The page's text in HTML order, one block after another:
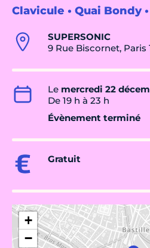
Clavicule • Quai Bondy
SUPERSONIC
9 Rue Biscornet, Paris
Le mercredi 22
De 19 h à 23 h
Évènement terminé
Gratuit
+
−